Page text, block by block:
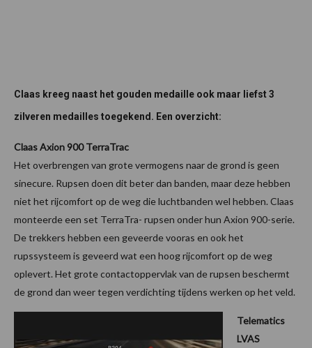
Claas kreeg naast het gouden medaille ook maar liefst 3
zilveren medailles toegekend. Een overzicht:
Claas Axion 900 TerraTrac
Het overbrengen van grote vermogens naar de grond is geen
sinecure. Rupsen doen dit beter dan banden, maar deze hebben
niet het rijcomfort op de weg die luchtbanden wel hebben. Claas
monteerde een set TerraTra- rupsen onder hun Axion 900-serie.
De trekkers hebben een geveerde vooras en ook het
rupssysteem is geveerd wat een hoog rijcomfort op de weg
oplevert. Het grote contactoppervlak van de rupsen beschermt
de grond dan weer tegen verdichting tijdens werken op het veld.
Telematics
LVAS